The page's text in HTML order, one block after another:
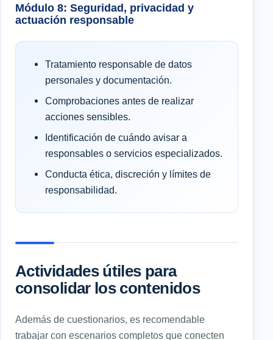
Módulo 8: Seguridad, privacidad y
actuación responsable
Tratamiento responsable de datos
personales y documentación.
Comprobaciones antes de realizar
acciones sensibles.
Identificación de cuándo avisar a
responsables o servicios especializados.
Conducta ética, discreción y límites de
responsabilidad.
Actividades útiles para
consolidar los contenidos
Además de cuestionarios, es recomendable
trabajar con escenarios completos que conecten